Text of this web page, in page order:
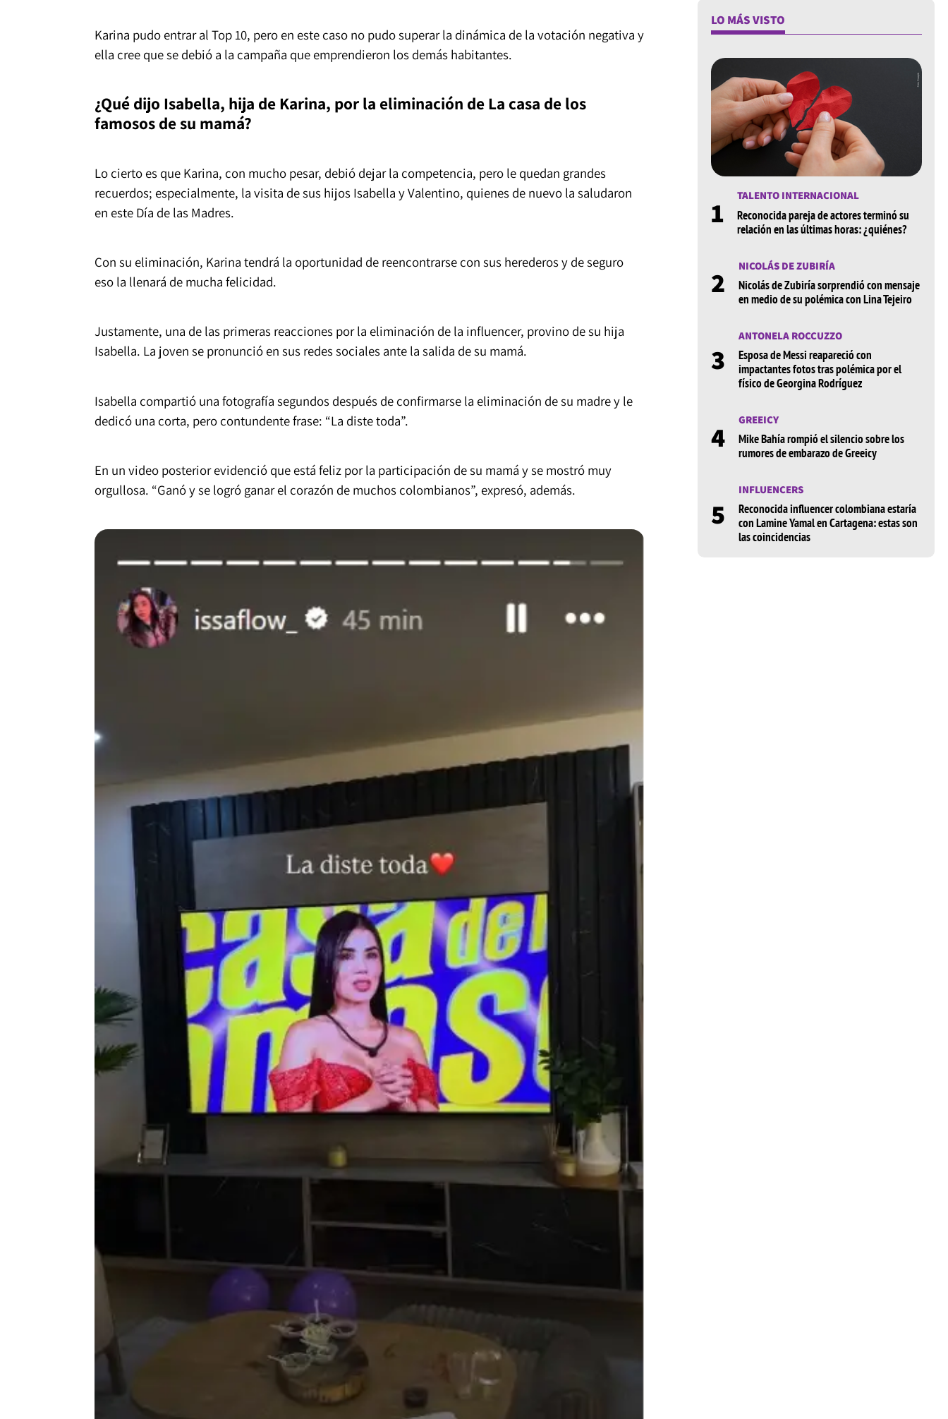
Karina pudo entrar al Top 10, pero en este caso no pudo superar la dinámica de la votación negativa y
ella cree que se debió a la campaña que emprendieron los demás habitantes.
¿Qué dijo Isabella, hija de Karina, por la eliminación de La casa de los
famosos de su mamá?
Lo cierto es que Karina, con mucho pesar, debió dejar la competencia, pero le quedan grandes
recuerdos; especialmente, la visita de sus hijos Isabella y Valentino, quienes de nuevo la saludaron
en este Día de las Madres.
Con su eliminación, Karina tendrá la oportunidad de reencontrarse con sus herederos y de seguro
eso la llenará de mucha felicidad.
Justamente, una de las primeras reacciones por la eliminación de la influencer, provino de su hija
Isabella. La joven se pronunció en sus redes sociales ante la salida de su mamá.
Isabella compartió una fotografía segundos después de confirmarse la eliminación de su madre y le
dedicó una corta, pero contundente frase: “La diste toda”.
En un video posterior evidenció que está feliz por la participación de su mamá y se mostró muy
orgullosa. “Ganó y se logró ganar el corazón de muchos colombianos”, expresó, además.
LO MÁS VISTO
1
TALENTO INTERNACIONAL
Reconocida pareja de actores terminó su
relación en las últimas horas: ¿quiénes?
2
NICOLÁS DE ZUBIRÍA
Nicolás de Zubiría sorprendió con mensaje
en medio de su polémica con Lina Tejeiro
3
ANTONELA ROCCUZZO
Esposa de Messi reapareció con
impactantes fotos tras polémica por el
físico de Georgina Rodríguez
4
GREEICY
Mike Bahía rompió el silencio sobre los
rumores de embarazo de Greeicy
5
INFLUENCERS
Reconocida influencer colombiana estaría
con Lamine Yamal en Cartagena: estas son
las coincidencias